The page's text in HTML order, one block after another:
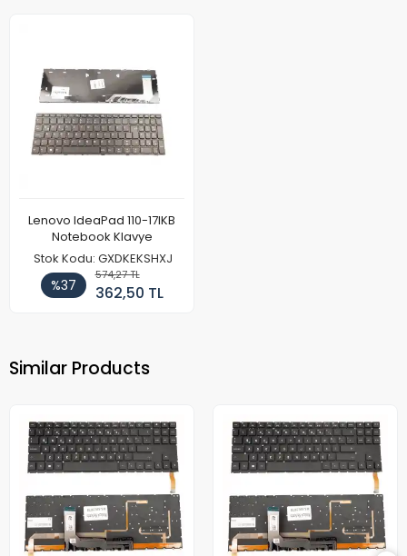
Lenovo IdeaPad 110-17IKB
Notebook Klavye
Stok Kodu: GXDKEKSHXJ
%37
574,27 TL
362,50 TL
Similar Products